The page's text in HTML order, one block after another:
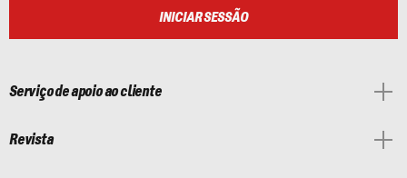
INICIAR SESSÃO
Serviço de apoio ao cliente
Revista